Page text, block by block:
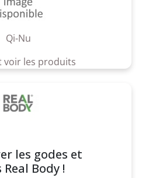
Qi-Nu
voir les produits
les godes et
Body !